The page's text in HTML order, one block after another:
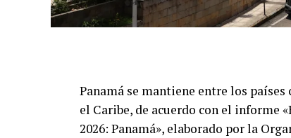
Panamá se mantiene entre los
el Caribe, de acuerdo con el informe
2026: Panamá», elaborado por la